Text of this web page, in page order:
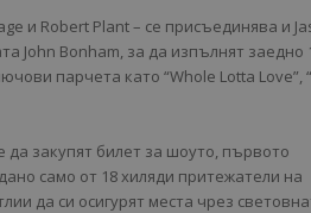
и Robert Plant – се присъединява и
John Bonham, за да изпълнят заедно
парчета като “Whole Lotta Love”,
закупят билет за шоуто, първото
само от 18 хиляди притежатели на
да си осигурят места чрез